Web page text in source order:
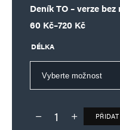
Deník TO – verze bez
60 Kč–720 Kč
Rozpětí cen: 60 Kč až
DÉLKA
Deník TO – verze bez